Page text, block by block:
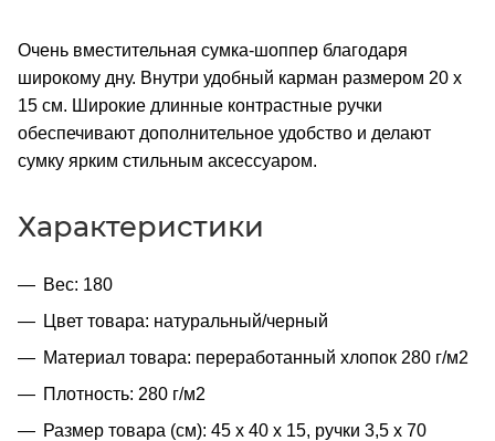
Очень вместительная сумка-шоппер благодаря
широкому дну. Внутри удобный карман размером 20 х
15 см. Широкие длинные контрастные ручки
обеспечивают дополнительное удобство и делают
сумку ярким стильным аксессуаром.
Характеристики
Вес: 180
Цвет товара: натуральный/черный
Материал товара: переработанный хлопок 280 г/м2
Плотность: 280 г/м2
Размер товара (см): 45 х 40 х 15, ручки 3,5 х 70